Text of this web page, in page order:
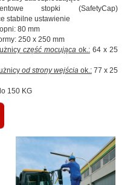
stopki (SafetyCap)
stabilne ustawienie
80 mm
250 x 250 mm
część mocującaok.:64 x 25
od strony wejściaok.:77 x 25
150 KG